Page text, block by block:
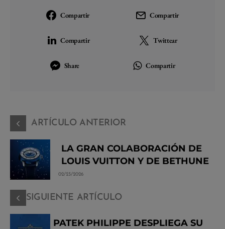
Compartir Compartir
Compartir Twittear
Share Compartir
ARTÍCULO ANTERIOR
LA GRAN COLABORACIÓN DE
LOUIS VUITTON Y DE BETHUNE
02/23/2026
SIGUIENTE ARTÍCULO
PATEK PHILIPPE DESPLIEGA SU